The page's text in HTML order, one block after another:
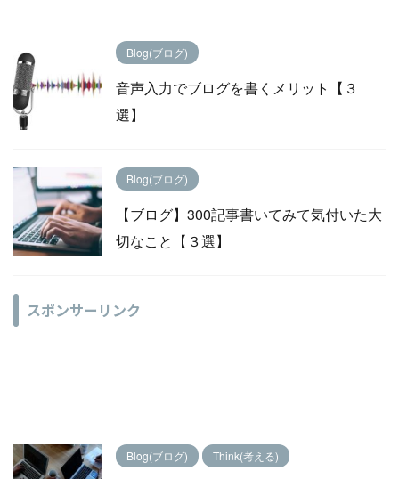
Blog(ブログ)
音声入力でブログを書くメリット【３
選】
Blog(ブログ)
【ブログ】300記事書いてみて気付いた大
切なこと【３選】
スポンサーリンク
Blog(ブログ) Think(考える)